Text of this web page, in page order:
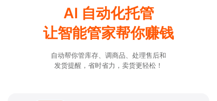
AI 自动化托管
让智能管家帮你赚钱
自动帮你管库存、调商品、处理售后和
发货提醒，省时省力，卖货更轻松！